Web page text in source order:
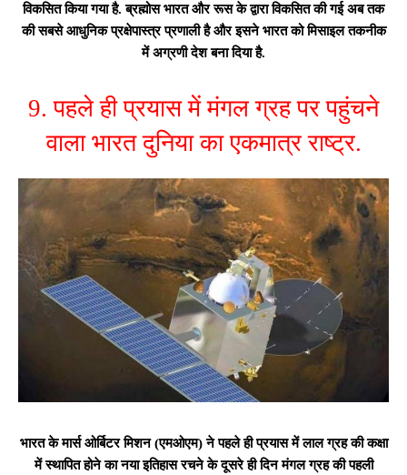
विकसित किया गया है. ब्रह्मोस भारत और रूस के द्वारा विकसित की गई अब तक
की सबसे आधुनिक प्रक्षेपास्त्र प्रणाली है और इसने भारत को मिसाइल तकनीक
में अग्रणी देश बना दिया है.
9. पहले ही प्रयास में मंगल ग्रह पर पहुंचने
वाला भारत दुनिया का एकमात्र राष्ट्र.
भारत के मार्स ओर्बिटर मिशन (एमओएम) ने पहले ही प्रयास में लाल ग्रह की कक्षा
में स्थापित होने का नया इतिहास रचने के दूसरे ही दिन मंगल ग्रह की पहली